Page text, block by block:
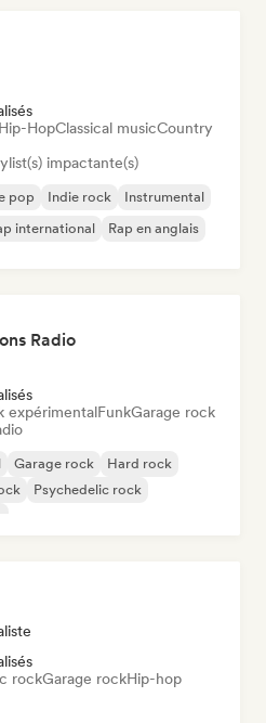
HopClassical musicCountry
impactante(s)
pop Indie rock
Instrumental
international Rap en anglais
Radio
expérimentalFunkGarage rock
Garage rock
Hard rock
Psychedelic rock
rockGarage rockHip-hop